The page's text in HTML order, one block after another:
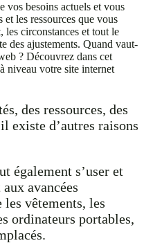
vos besoins actuels et vous
et les ressources que vous
les circonstances et tout le
des ajustements. Quand vaut-
? Découvrez dans cet
niveau votre site internet
des ressources, des
existe d’autres raisons
également s’user et
avancées
vêtements, les
ordinateurs portables,